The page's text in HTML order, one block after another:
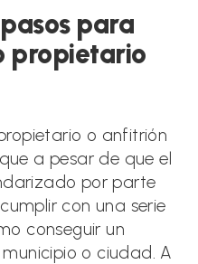
para
propietario
o anfitrión
a pesar de que el
por parte
con una serie
conseguir un
o ciudad. A